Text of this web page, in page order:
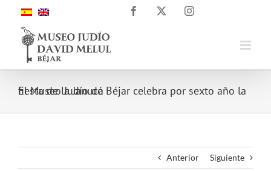
contenido
Facebook Instagram
El Museo Judío de Béjar celebra por sexto año la fiesta de la Janucá
Anterior Siguiente